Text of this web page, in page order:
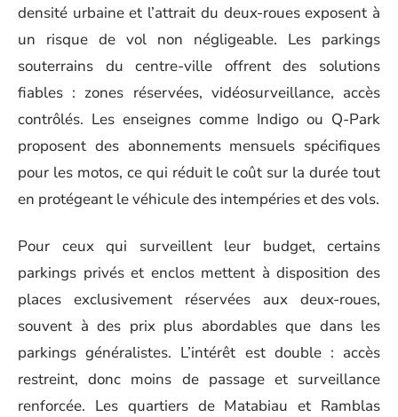
densité urbaine et l’attrait du deux-roues exposent à
un risque de vol non négligeable. Les parkings
souterrains du centre-ville offrent des solutions
fiables : zones réservées, vidéosurveillance, accès
contrôlés. Les enseignes comme Indigo ou Q-Park
proposent des abonnements mensuels spécifiques
pour les motos, ce qui réduit le coût sur la durée tout
en protégeant le véhicule des intempéries et des vols.
Pour ceux qui surveillent leur budget, certains
parkings privés et enclos mettent à disposition des
places exclusivement réservées aux deux-roues,
souvent à des prix plus abordables que dans les
parkings généralistes. L’intérêt est double : accès
restreint, donc moins de passage et surveillance
renforcée. Les quartiers de Matabiau et Ramblas